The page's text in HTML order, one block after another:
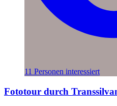
11 Personen interessiert
Fototour durch